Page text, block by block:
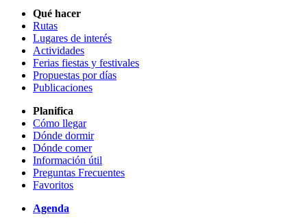
Qué hacer
Rutas
Lugares de interés
Actividades
Ferias fiestas y festivales
Propuestas por días
Publicaciones
Planifica
Cómo llegar
Dónde dormir
Dónde comer
Información útil
Preguntas Frecuentes
Favoritos
Agenda